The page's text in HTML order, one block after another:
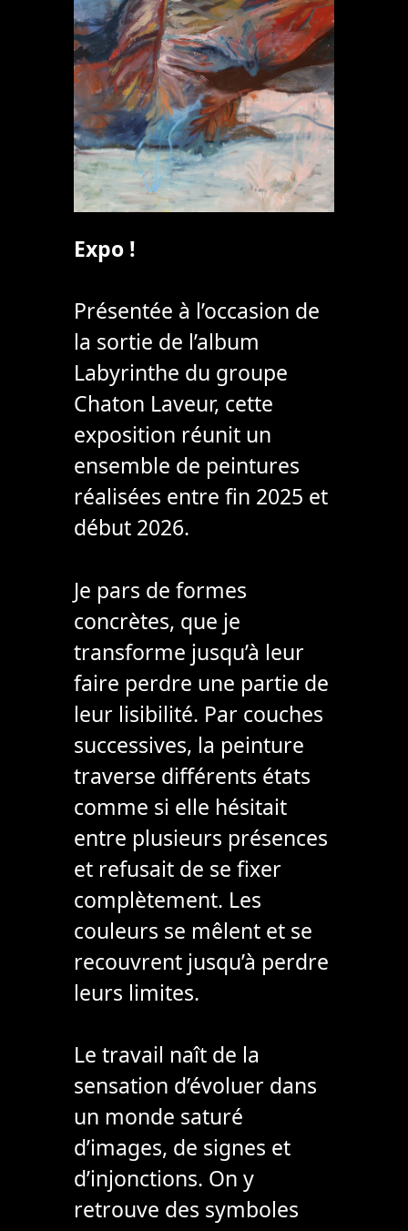
Expo !
Présentée à l’occasion de
la sortie de l’album
Labyrinthe du groupe
Chaton Laveur, cette
exposition réunit un
ensemble de peintures
réalisées entre fin 2025 et
début 2026.
Je pars de formes
concrètes, que je
transforme jusqu’à leur
faire perdre une partie de
leur lisibilité. Par couches
successives, la peinture
traverse différents états
comme si elle hésitait
entre plusieurs présences
et refusait de se fixer
complètement. Les
couleurs se mêlent et se
recouvrent jusqu’à perdre
leurs limites.
Le travail naît de la
sensation d’évoluer dans
un monde saturé
d’images, de signes et
d’injonctions. On y
retrouve des symboles